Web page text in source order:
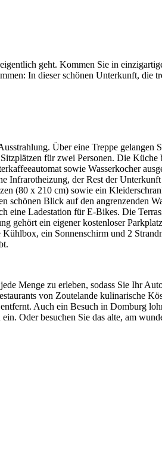
geht. Kommen Sie in
In dieser schönen Unterkunft, die
Über eine Treppe gelangen
für zwei Personen. Die
sowie Wasserkocher
Infrarotheizung, der Rest der
(80 x 210 cm) sowie ein
schönen Blick auf den angrenzenden
Ladestation für E-Bikes. Die
gehört ein eigener kostenloser
ein Sonnenschirm und 2
Menge zu erleben, sodass Sie Ihr
von Zoutelande kulinarische
Auch ein Besuch in Domburg
Oder besuchen Sie das alte, am